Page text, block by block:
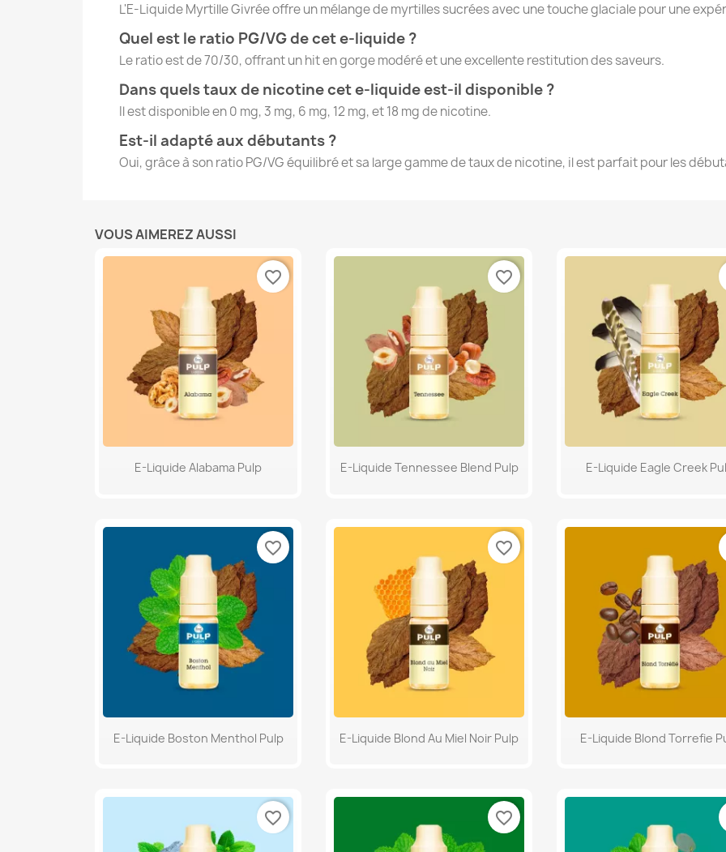
L'E-Liquide Myrtille Givrée offre un mélange de myrtilles sucrées avec une touche glaciale pour une
Quel est le ratio PG/VG de cet e-liquide ?
Le ratio est de 70/30, offrant un hit en gorge modéré et une excellente restitution des saveurs.
Dans quels taux de nicotine cet e-liquide est-il disponible ?
Il est disponible en 0 mg, 3 mg, 6 mg, 12 mg, et 18 mg de nicotine.
Est-il adapté aux débutants ?
Oui, grâce à son ratio PG/VG équilibré et sa large gamme de taux de nicotine, il est parfait pour les
VOUS AIMEREZ AUSSI
Aperçu rapide
E-Liquide Alabama Pulp
favorite_border
Aperçu rapide
E-Liquide Tennessee Blend Pulp
favorite_border
Aperçu rapide
E-Liquide Eagle Creek
Aperçu rapide
E-Liquide Boston Menthol Pulp
favorite_border
 Aperçu rapide
E-Liquide Blond Au Miel Noir Pulp
favorite_border
Aperçu rapide
E-Liquide Blond Torrefie
favorite_border favorite_border